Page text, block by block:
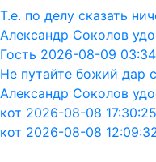
Т.е. по делу сказать
Александр Соколов
Гость 2026-08-09
Не путайте божий дар
Александр Соколов
кот 2026-08-08 17:30:25
кот 2026-08-08